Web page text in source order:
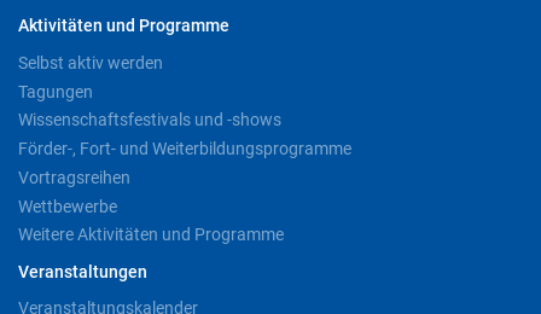
Aktivitäten und Programme
Selbst aktiv werden
Tagungen
Wissenschaftsfestivals und -shows
Förder-, Fort- und Weiterbildungsprogramme
Vortragsreihen
Wettbewerbe
Weitere Aktivitäten und Programme
Veranstaltungen
Veranstaltungskalender